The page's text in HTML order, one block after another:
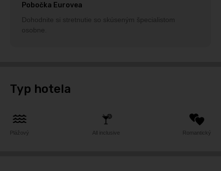
Pobočka Eurovea
Dohodnite si stretnutie so skúseným špecialistom
osobne.
Typ hotela
Plážový All inclusive Romantický